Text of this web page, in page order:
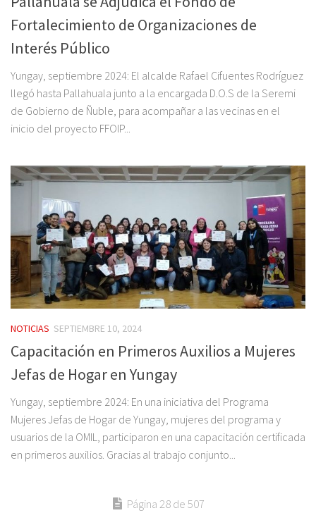
Fortalecimiento de Organizaciones de
Interés Público
Yungay, septiembre 2024: El alcalde Rafael Cifuentes Rodríguez
llegó hasta Pallahuala junto a la encargada D.O.S de la Seremi
de Gobierno de Ñuble, para acompañar a las vecinas en el
inicio del proyecto FFOIP...
NOTICIAS SEPTIEMBRE 10, 2024
Capacitación en Primeros Auxilios a Mujeres
Jefas de Hogar en Yungay
Yungay, septiembre 2024: En una iniciativa del Programa
Mujeres Jefas de Hogar de Yungay, mujeres del programa y
usuarios de la OMIL, participaron en una capacitación certificada
en primeros auxilios. Gracias al trabajo conjunto...
Página 28 de 507